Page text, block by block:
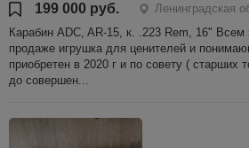
199 000 руб.
Ленинградская
Карабин ADC, AR-15, к. .223 Rem, 16" Всем
продаже игрушка для ценителей и
приобретен в 2020 г и по совету ( старших
до совершен...